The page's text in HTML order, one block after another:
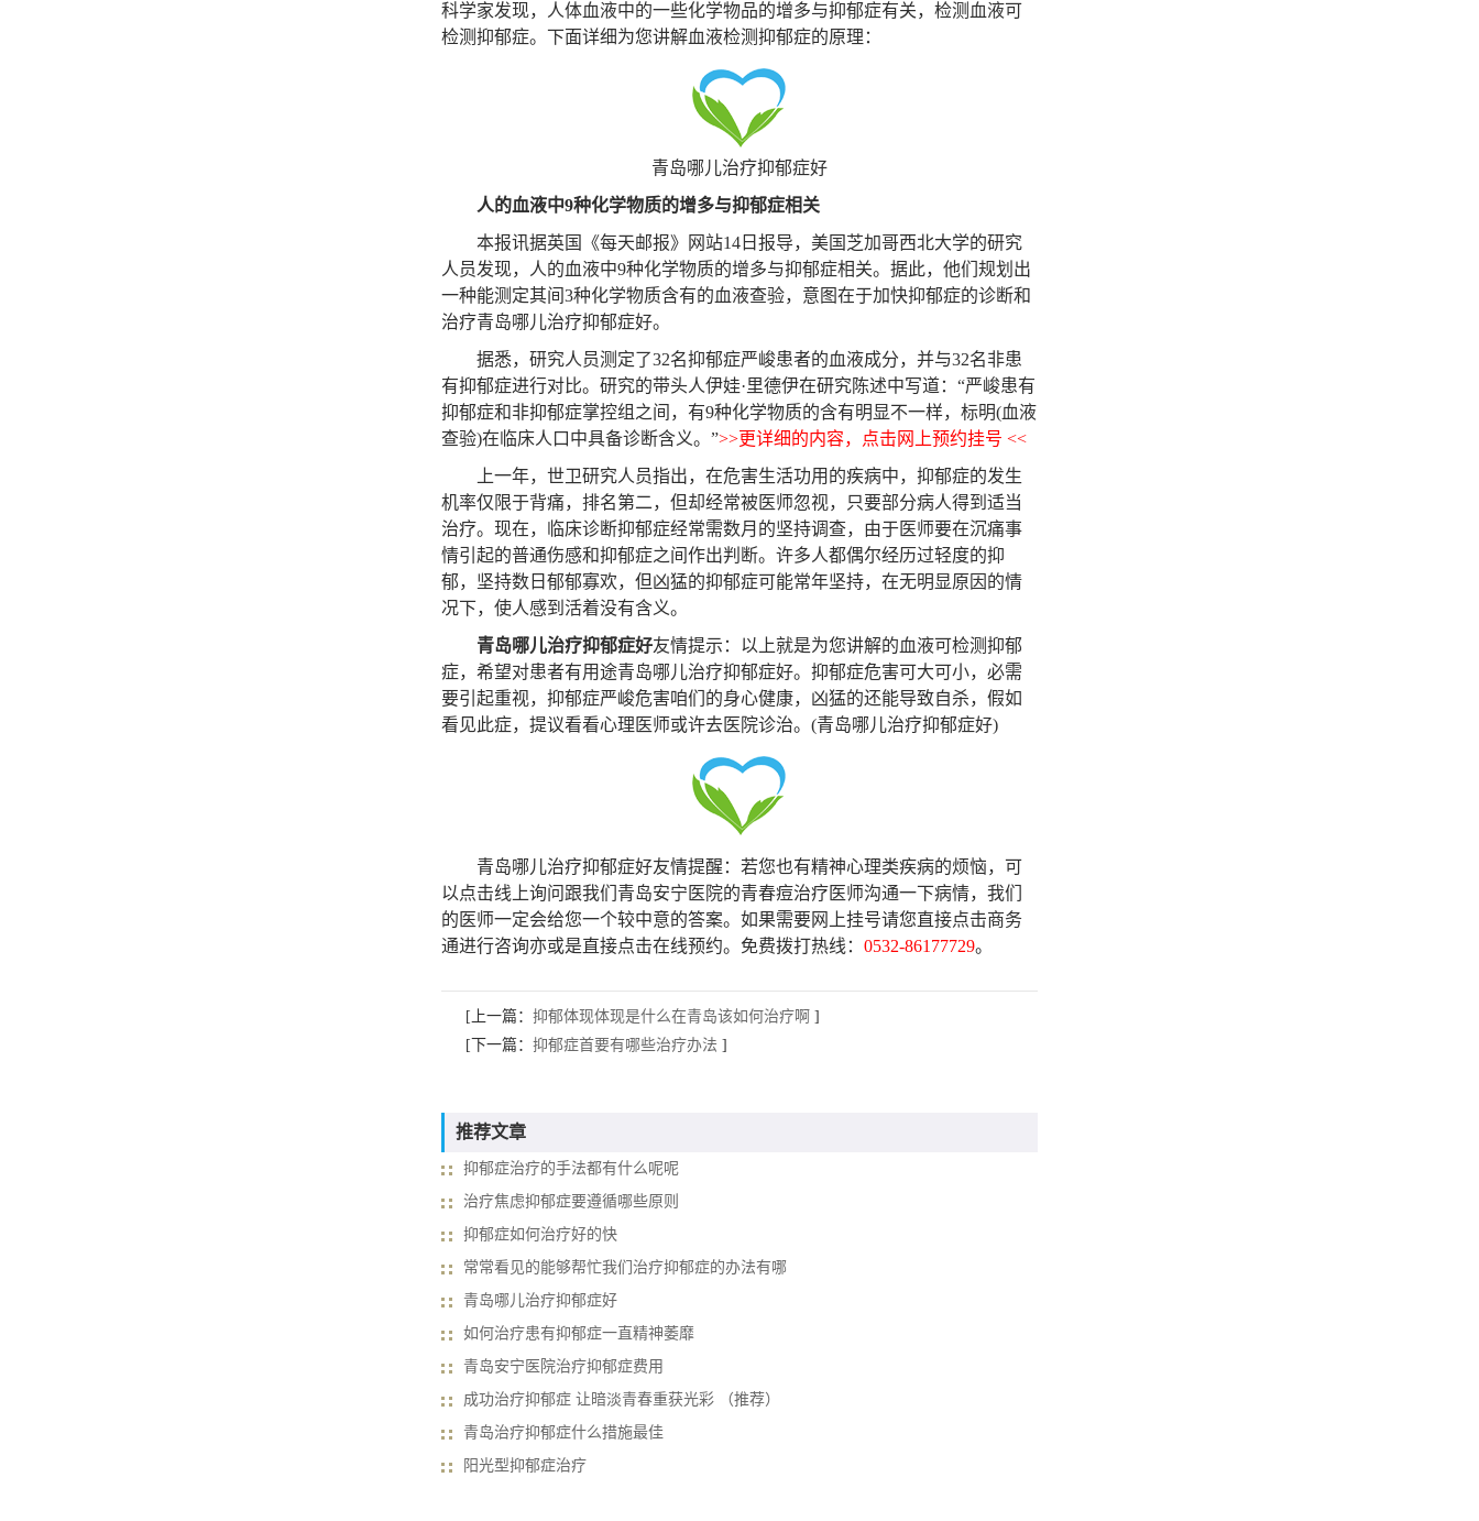
科学家发现，人体血液中的一些化学物品的增多与抑郁症有关，检测血液可
检测抑郁症。下面详细为您讲解血液检测抑郁症的原理：
青岛哪儿治疗抑郁症好
人的血液中9种化学物质的增多与抑郁症相关
本报讯据英国《每天邮报》网站14日报导，美国芝加哥西北大学的研究
人员发现，人的血液中9种化学物质的增多与抑郁症相关。据此，他们规划出
一种能测定其间3种化学物质含有的血液查验，意图在于加快抑郁症的诊断和
治疗青岛哪儿治疗抑郁症好。
据悉，研究人员测定了32名抑郁症严峻患者的血液成分，并与32名非患
有抑郁症进行对比。研究的带头人伊娃·里德伊在研究陈述中写道：“严峻患有
抑郁症和非抑郁症掌控组之间，有9种化学物质的含有明显不一样，标明(血液
查验)在临床人口中具备诊断含义。”>>更详细的内容，点击网上预约挂号 <<
上一年，世卫研究人员指出，在危害生活功用的疾病中，抑郁症的发生
机率仅限于背痛，排名第二，但却经常被医师忽视，只要部分病人得到适当
治疗。现在，临床诊断抑郁症经常需数月的坚持调查，由于医师要在沉痛事
情引起的普通伤感和抑郁症之间作出判断。许多人都偶尔经历过轻度的抑
郁，坚持数日郁郁寡欢，但凶猛的抑郁症可能常年坚持，在无明显原因的情
况下，使人感到活着没有含义。
青岛哪儿治疗抑郁症好友情提示：以上就是为您讲解的血液可检测抑郁
症，希望对患者有用途青岛哪儿治疗抑郁症好。抑郁症危害可大可小，必需
要引起重视，抑郁症严峻危害咱们的身心健康，凶猛的还能导致自杀，假如
看见此症，提议看看心理医师或许去医院诊治。(青岛哪儿治疗抑郁症好)
青岛哪儿治疗抑郁症好友情提醒 ：若您也有精神心理类疾病的烦恼，可
以点击线上询问跟我们青岛安宁医院的青春痘治疗医师沟通一下病情，我们
的医师一定会给您一个较中意的答案。如果需要网上挂号请您直接点击商务
通进行咨询亦或是直接点击在线预约。免费拨打热线：0532-86177729。
[上一篇： 抑郁体现体现是什么在青岛该如何治疗啊 ]
[下一篇： 抑郁症首要有哪些治疗办法 ]
推荐文章
抑郁症治疗的手法都有什么呢呢
治疗焦虑抑郁症要遵循哪些原则
抑郁症如何治疗好的快
常常看见的能够帮忙我们治疗抑郁症的办法有哪
青岛哪儿治疗抑郁症好
如何治疗患有抑郁症一直精神萎靡
青岛安宁医院治疗抑郁症费用
成功治疗抑郁症 让暗淡青春重获光彩 （推荐）
青岛治疗抑郁症什么措施最佳
阳光型抑郁症治疗